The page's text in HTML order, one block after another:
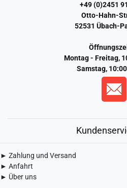
+49 (0)2451
Otto-Hahn-
52531 Übach-
Montag - Freitag,
Samstag,
► Zahlung und Versand
► Anfahrt
► Über uns